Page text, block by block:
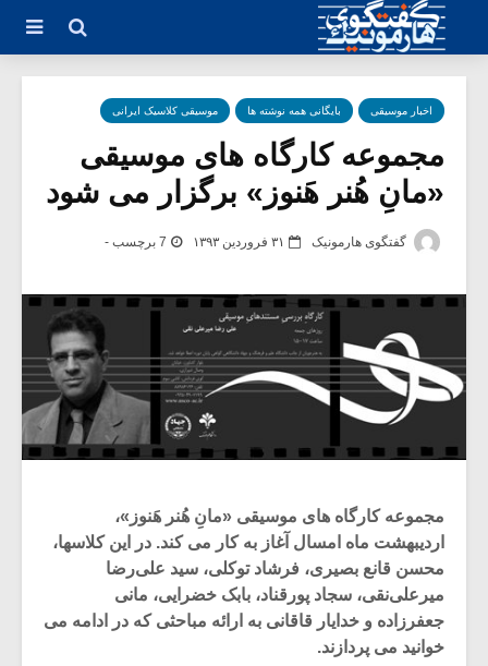
اخبار موسیقی بایگانی همه نوشته ها موسیقی کلاسیک ایرانی
مجموعه کارگاه های موسیقی
«مانِ هُنر هَنوز» برگزار می شود
گفتگوی هارمونیک ۳۱ فروردین ۱۳۹۳ 7 برچسب -
مجموعه کارگاه های موسیقی «مانِ هُنر هَنوز»،
اردیبهشت ماه امسال آغاز به کار می کند. در این کلاسها،
محسن قانع بصیری، فرشاد توکلی، سید علی‌رضا
میر‌علی‌نقی، سجاد پورقناد، بابک خضرایی، مانی
جعفرزاده و خدایار قاقانی به ارائه مباحثی که در ادامه می
خوانید می پردازند.